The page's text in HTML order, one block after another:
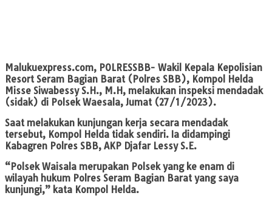
Malukuexpress.com, POLRESSBB- Wakil Kepala Kepolisian
Resort Seram Bagian Barat (Polres SBB), Kompol Helda
Misse Siwabessy S.H., M.H, melakukan inspeksi mendadak
(sidak) di Polsek Waesala, Jumat (27/1/2023).
Saat melakukan kunjungan kerja secara mendadak
tersebut, Kompol Helda tidak sendiri. Ia didampingi
Kabagren Polres SBB, AKP Djafar Lessy S.E.
“Polsek Waisala merupakan Polsek yang ke enam di
wilayah hukum Polres Seram Bagian Barat yang saya
kunjungi,” kata Kompol Helda.